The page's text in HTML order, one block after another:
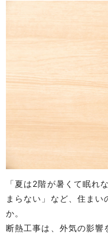
「夏は2階が暑くて眠れ
まらない」など、住ま
か。
断熱工事は、外気の影響